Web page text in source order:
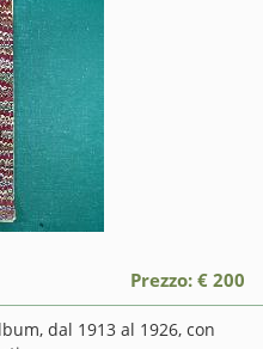
Prezzo: € 200
dal 1913 al 1926, con